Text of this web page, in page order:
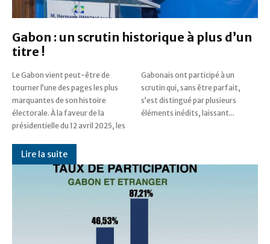
Gabon : un scrutin historique à plus d’un
titre !
Le Gabon vient peut-être de
tourner l’une des pages les plus
marquantes de son histoire
électorale. À la faveur de la
présidentielle du 12 avril 2025, les
Gabonais ont participé à un
scrutin qui, sans être parfait,
s’est distingué par plusieurs
éléments inédits, laissant...
Lire la suite